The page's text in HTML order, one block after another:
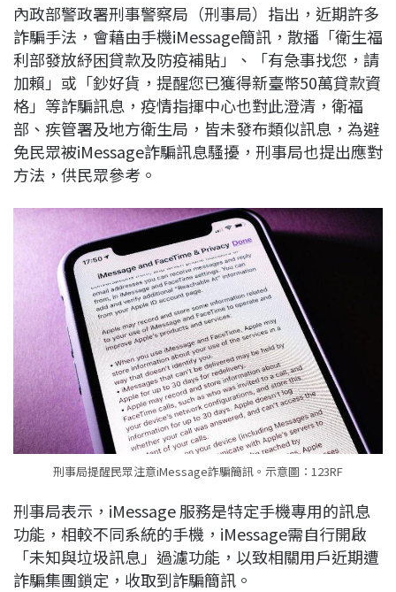
c
e
b
o
o
k
n
e
r
e
a
d
s
n
k
e
d
I
n
y
L
i
n
k
內政部警政署刑事警察局（刑事局）指出，近期許多
詐騙手法，會藉由手機iMessage簡訊，散播「衛生福
利部發放紓困貸款及防疫補貼」、「有急事找您，請
加賴」或「鈔好貨，提醒您已獲得新臺幣50萬貸款資
格」等詐騙訊息，疫情指揮中心也對此澄清，衛福
部、疾管署及地方衛生局，皆未發布類似訊息，為避
免民眾被iMessage詐騙訊息騷擾，刑事局也提出應對
方法，供民眾參考。
刑事局提醒民眾注意iMessage詐騙簡訊。示意圖：123RF
刑事局表示，iMessage 服務是特定手機專用的訊息
功能，相較不同系統的手機，iMessage需自行開啟
「未知與垃圾訊息」過濾功能，以致相關用戶近期遭
詐騙集團鎖定，收取到詐騙簡訊。